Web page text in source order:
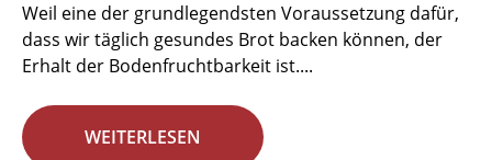
Weil eine der grundlegendsten Voraussetzung dafür,
dass wir täglich gesundes Brot backen können, der
Erhalt der Bodenfruchtbarkeit ist....
WEITERLESEN